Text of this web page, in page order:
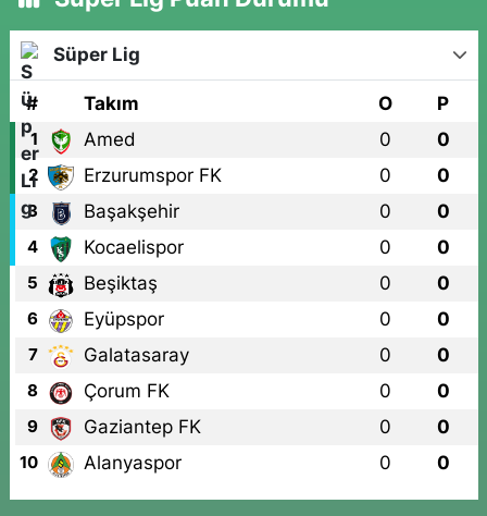
Süper Lig
# Takım O P
1 Amed 0 0
2 Erzurumspor FK 0 0
3 Başakşehir 0 0
4 Kocaelispor 0 0
5 Beşiktaş 0 0
6 Eyüpspor 0 0
7 Galatasaray 0 0
8 Çorum FK 0 0
9 Gaziantep FK 0 0
10 Alanyaspor 0 0